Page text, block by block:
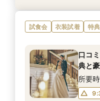
8/21(金)
【自
ライン
8/21(金)
【迷
談×次
8/21(金)
＼前
限定
8/21(金)
【フ
定特
8/21(金)
今月
×特製
試食会 衣装試着 特
口コ
典と
所要